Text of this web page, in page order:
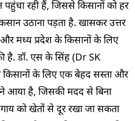
रही हैं, जिससे किसानों को हर
उठाना पड़ता है. खासकर उत्तर
और मध्य प्रदेश के किसानों के लिए
है. डॉ. एस के सिंह (Dr SK
के लिए एक बेहद सस्ता और
आया है, जिसकी मदद से बिना
को खेतों से दूर रखा जा सकता